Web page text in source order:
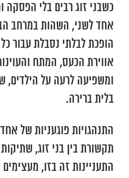
כשבני זוג רבים בלי הפסקה
אחד לשני, השהות במרחב
הופכת לבלתי נסבלת עבור
אווירת הכעס, המתח
ומשפיעה לרעה על הילדים,
בלית ברירה.
התנהגויות פוגעניות של
תקשורת בין בני זוג,
התעניינות זה בזו,